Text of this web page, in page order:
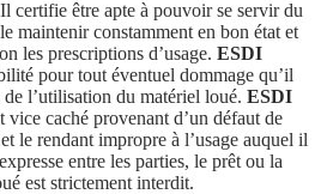
certifie être apte à pouvoir se servir du
maintenir constamment en bon état et
les prescriptions d’usage. ESDI
pour tout éventuel dommage qu’il
l’utilisation du matériel loué. ESDI
caché provenant d’un défaut de
le rendant impropre à l’usage auquel il
entre les parties, le prêt ou la
est strictement interdit.